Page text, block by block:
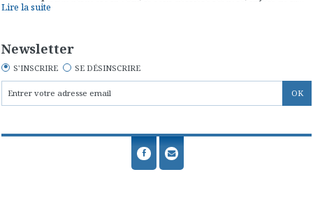
Lire la suite
Newsletter
S'INSCRIRE SE DÉSINSCRIRE